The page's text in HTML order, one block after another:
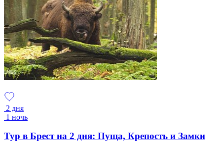
2 дня
1 ночь
Тур в Брест на 2 дня: Пуща, Крепость и Замки